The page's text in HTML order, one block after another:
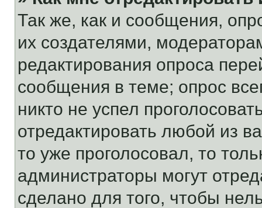
Так же, как и сообщения,
их создателями,
редактирования опроса
сообщения в теме; опрос
никто не успел
отредактировать любой из
то уже проголосовал, то
администраторы могут
сделано для того, чтобы